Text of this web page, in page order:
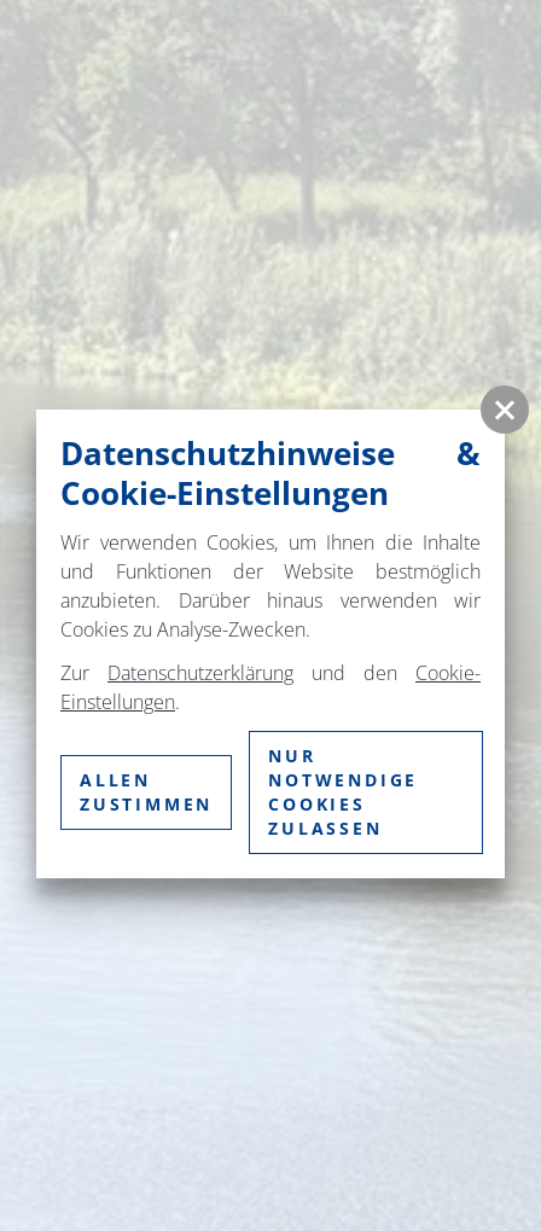
Datenschutzhinweise &
Cookie-Einstellungen
Wir verwenden Cookies, um Ihnen die Inhalte
und Funktionen der Website bestmöglich
anzubieten. Darüber hinaus verwenden wir
Cookies zu Analyse-Zwecken.
Zur Datenschutzerklärung und den Cookie-
Einstellungen.
ALLEN
ZUSTIMMEN
NUR
NOTWENDIGE
COOKIES
ZULASSEN